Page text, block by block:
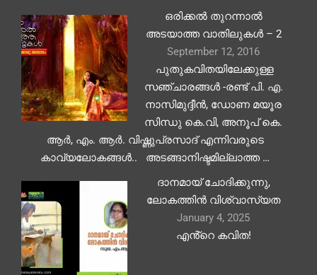
ഒരിക്കൽ തുറന്നാൽ
അടയാത്ത വാതിലുകൾ – 2
September 12, 2016
പുതുകവിതയിലേക്കുള്ള
സഞ്ചാരങ്ങൾ -രണ്ട് പി. എ.
നാസിമുദ്ദീൻ, ഡോണ മയൂര
സിന്ധു കെ.വി, അനൂപ് കെ.
ആർ, എം. ആർ. വിഷ്ണുപ്രസാദ് എന്നിവരുടെ
കാവ്യലോകങ്ങൾ.. അടങ്ങാനിഷ്ടമില്ലാത്ത …
ദാനമായ് ചോദിക്കുന്നു,
ലോകത്തിൻ വിശ്വാസ്യത
January 4, 2025
എൻ്റെ കവിത!